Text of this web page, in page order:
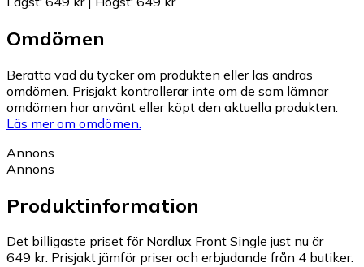
Omdömen
Berätta vad du tycker om produkten eller läs andras
omdömen. Prisjakt kontrollerar inte om de som lämnar
omdömen har använt eller köpt den aktuella produkten.
Läs mer om omdömen.
Annons
Annons
Produktinformation
Det billigaste priset för Nordlux Front Single just nu är
649 kr. Prisjakt jämför priser och erbjudande från 4 butiker.